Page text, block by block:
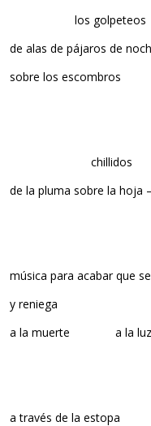
los golpeteos
de alas de pájaros de
sobre los escombros
chillidos
de la pluma sobre la hoja
música para acabar que
y reniega
a la muerte a la luz
a través de la estopa